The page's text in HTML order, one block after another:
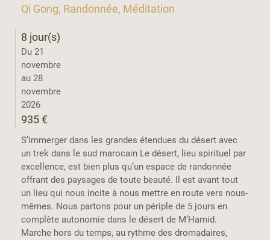
Qi Gong, Randonnée, Méditation
8 jour(s)
Du 21
novembre
au 28
novembre
2026
935 €
S’immerger dans les grandes étendues du désert avec
un trek dans le sud marocain Le désert, lieu spirituel par
excellence, est bien plus qu’un espace de randonnée
offrant des paysages de toute beauté. Il est avant tout
un lieu qui nous incite à nous mettre en route vers nous-
mêmes. Nous partons pour un périple de 5 jours en
complète autonomie dans le désert de M’Hamid.
Marche hors du temps, au rythme des dromadaires,